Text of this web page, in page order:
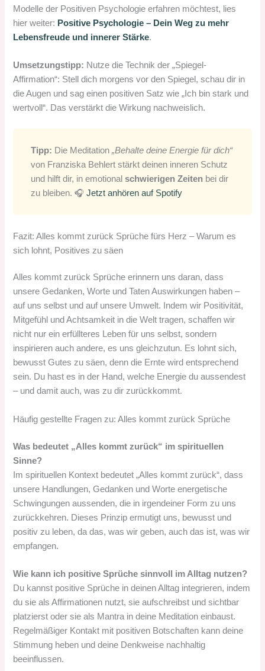
Modelle der Positiven Psychologie erfahren möchtest, lies
hier weiter: Positive Psychologie – Dein Weg zu mehr
Lebensfreude und innerer Stärke.
Umsetzungstipp: Nutze die Technik der „Spiegel-
Affirmation“: Stell dich morgens vor den Spiegel, schau dir in
die Augen und sag einen positiven Satz wie „Ich bin stark und
wertvoll“. Das verstärkt die Wirkung nachweislich.
Tipp: Die Meditation„Behalte deine Energie für dich“
von Franziska Behlert stärkt deinen inneren Schutz
und hilft dir, in emotionalschwierigen Zeiten bei dir
zu bleiben. 🎧Jetzt anhören auf Spotify
Fazit: Alles kommt zurück Sprüche fürs Herz – Warum es
sich lohnt, Positives zu säen
Alles kommt zurück Sprüche erinnern uns daran, dass
unsere Gedanken, Worte und Taten Auswirkungen haben –
auf uns selbst und auf unsere Umwelt. Indem wir Positivität,
Mitgefühl und Achtsamkeit in die Welt tragen, schaffen wir
nicht nur ein erfüllteres Leben für uns selbst, sondern
inspirieren auch andere, es uns gleichzutun. Es lohnt sich,
bewusst Gutes zu säen, denn die Ernte wird entsprechend
sein. Du hast es in der Hand, welche Energie du aussendest
– und damit auch, was zu dir zurückkommt.
Häufig gestellte Fragen zu: Alles kommt zurück Sprüche
Was bedeutet „Alles kommt zurück“ im spirituellen
Sinne?
Im spirituellen Kontext bedeutet „Alles kommt zurück“, dass
unsere Handlungen, Gedanken und Worte energetische
Schwingungen aussenden, die in irgendeiner Form zu uns
zurückkehren. Dieses Prinzip ermutigt uns, bewusst und
positiv zu leben, da das, was wir geben, auch das ist, was wir
empfangen.
Wie kann ich positive Sprüche sinnvoll im Alltag nutzen?
Du kannst positive Sprüche in deinen Alltag integrieren, indem
du sie als Affirmationen nutzt, sie aufschreibst und sichtbar
platzierst oder sie als Mantra in deine Meditation einbaust.
Regelmäßiger Kontakt mit positiven Botschaften kann deine
Stimmung heben und deine Denkweise nachhaltig
beeinflussen.